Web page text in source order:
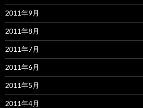
2011年9月
2011年8月
2011年7月
2011年6月
2011年5月
2011年4月